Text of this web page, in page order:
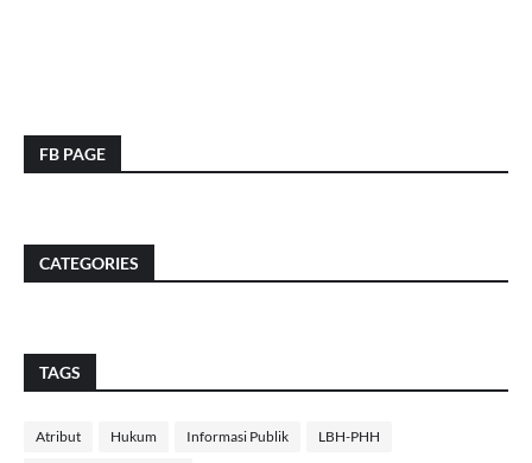
FB PAGE
CATEGORIES
TAGS
Atribut Hukum Informasi Publik LBH-PHH